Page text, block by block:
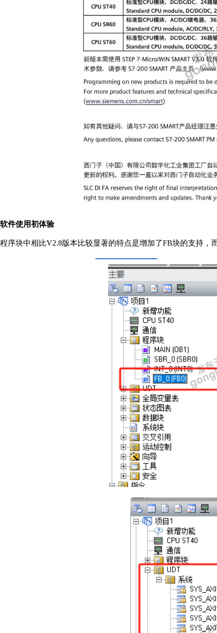
软件使用初体验
程序块中相比V2.8版本比较显著的特点是增加了FB块的支持，